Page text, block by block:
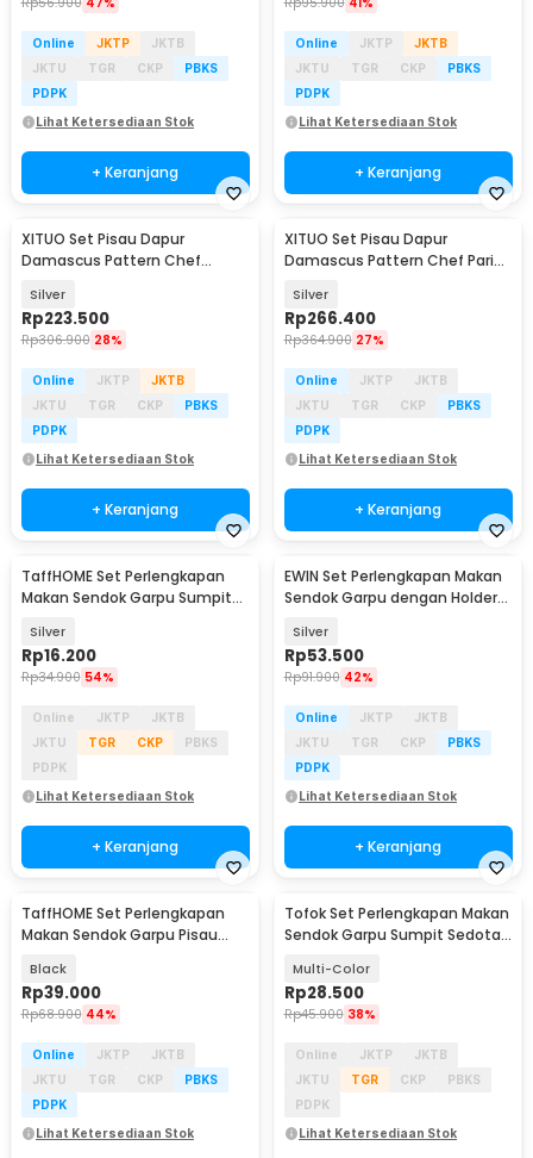
Online JKTP
JKTB
JKTU
TGR CKP
PBKS
PDPK
Lihat Ketersediaan Stok
+ Keranjang
Online JKTP
JKTB
JKTU
TGR CKP
PBKS
PDPK
Lihat Ketersediaan Stok
+ Keranjang
XITUO Set Pisau Dapur
Damascus Pattern Chef
Silver
Rp223.500
Rp306.900 28%
Online JKTP
JKTB
JKTU
TGR CKP
PBKS
PDPK
Lihat Ketersediaan Stok
+ Keranjang
XITUO Set Pisau Dapur
Damascus Pattern Chef Paring
Silver
Rp266.400
Rp364.900 27%
Online JKTP
JKTB
JKTU
TGR CKP
PBKS
PDPK
Lihat Ketersediaan Stok
+ Keranjang
TaffHOME Set Perlengkapan
Makan Sendok Garpu Sumpit
Silver
Rp16.200
Rp34.900 54%
Online JKTP
JKTB
JKTU
TGR CKP
PBKS
PDPK
Lihat Ketersediaan Stok
+ Keranjang
EWIN Set Perlengkapan Makan
Sendok Garpu dengan Holder
Silver
Rp53.500
Rp91.900 42%
Online JKTP
JKTB
JKTU
TGR CKP
PBKS
PDPK
Lihat Ketersediaan Stok
+ Keranjang
TaffHOME Set Perlengkapan
Makan Sendok Garpu Pisau
Black
Rp39.000
Rp68.900 44%
Online JKTP
JKTB
JKTU
TGR CKP
PBKS
PDPK
Lihat Ketersediaan Stok
Tofok Set Perlengkapan Makan
Sendok Garpu Sumpit Sedotan
Multi-Color
Rp28.500
Rp45.900 38%
Online JKTP
JKTB
JKTU
TGR CKP
PBKS
PDPK
Lihat Ketersediaan Stok